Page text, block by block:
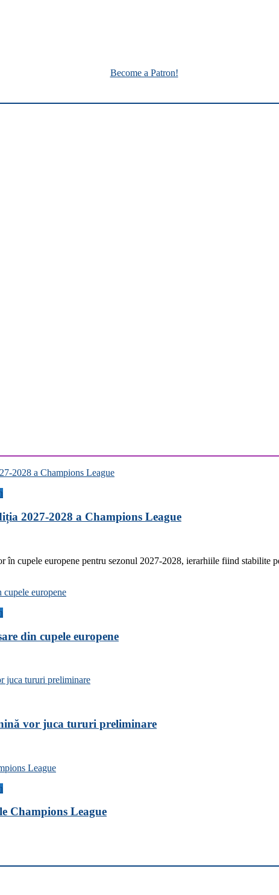
Become a Patron!
2027-2028 a Champions League
cupele europene pentru sezonul 2027-2028, ierarhiile fiind stabilite
din cupele europene
vor juca tururi preliminare
Champions League